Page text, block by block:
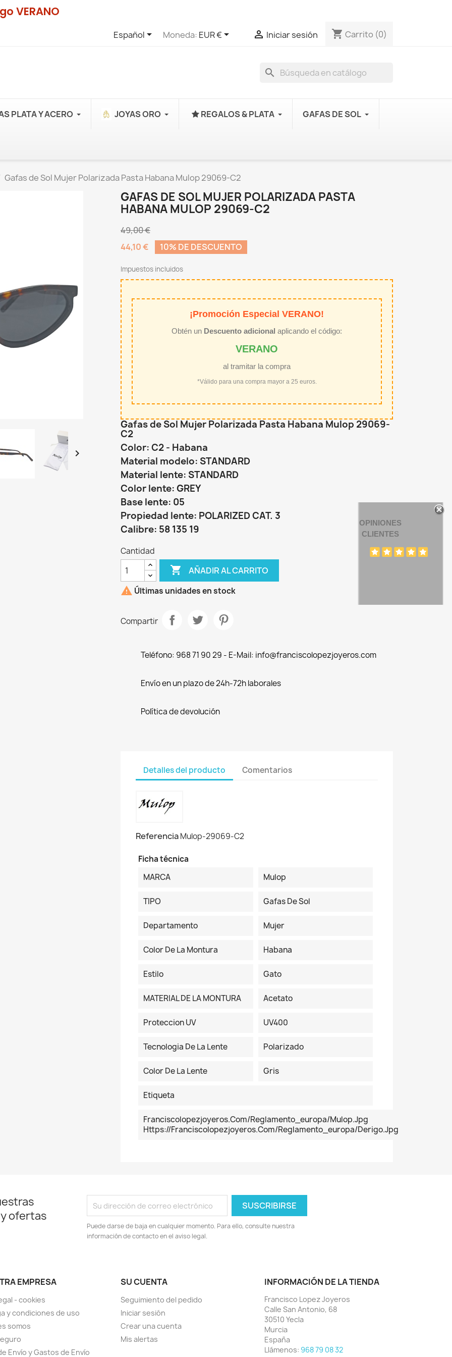
VERANO
Español Moneda: EUR €  Iniciar sesión shopping_cart Carrito (0)
search
PLATA Y ACERO JOYAS ORO REGALOS & PLATA GAFAS DE SOL
Gafas de Sol Mujer Polarizada Pasta Habana Mulop 29069-C2

GAFAS DE SOL MUJER POLARIZADA PASTA
HABANA MULOP 29069-C2
49,00 €
44,10 €
10% DE DESCUENTO
Impuestos incluidos
¡Promoción Especial VERANO!
Obtén un Descuento adicional aplicando el código:
VERANO
al tramitar la compra
*Válido para una compra mayor a 25 euros.
Gafas de Sol Mujer Polarizada Pasta Habana Mulop 29069-
C2
Color: C2 - Habana
Material modelo: STANDARD
Material lente: STANDARD
Color lente: GREY
Base lente: 05
Propiedad lente: POLARIZED CAT. 3
Calibre: 58 135 19
Cantidad
 AÑADIR AL CARRITO
 Últimas unidades en stock
Compartir
Teléfono: 968 71 90 29 - E-Mail: info@franciscolopezjoyeros.com
Envío en un plazo de 24h-72h laborales
Política de devolución
Detalles del producto Comentarios
ReferenciaMulop-29069-C2
Ficha técnica
MARCA
Mulop
TIPO Gafas De Sol
Departamento Mujer
Color De La Montura Habana
Estilo Gato
MATERIAL DE LA MONTURA Acetato
Proteccion UV UV400
Tecnologia De La Lente Polarizado
Color De La Lente Gris
Etiqueta
Franciscolopezjoyeros.com/reglamento_europa/Mulop.jpg
Https://franciscolopezjoyeros.com/reglamento_europa/derigo.jpg
ofertas
Puede darse de baja en cualquier momento. Para ello, consulte nuestra
información de contacto en el aviso legal.
EMPRESA
- cookies
y condiciones de uso
somos
Envío y Gastos de Envío
SU CUENTA
Seguimiento del pedido
Iniciar sesión
Crear una cuenta
Mis alertas
INFORMACIÓN DE LA TIENDA
Francisco Lopez Joyeros
Calle San Antonio, 68
30510 Yecla
Murcia
España
Llámenos: 968 79 08 32
OPINIONES
CLIENTES